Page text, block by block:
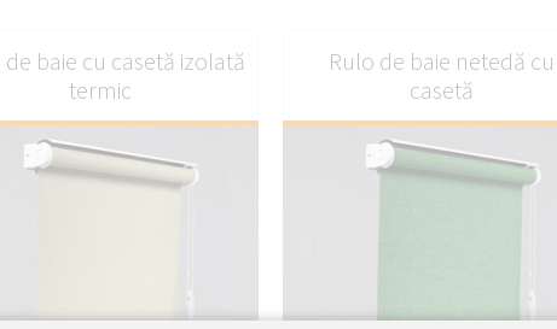
baie cu casetă izolată
termic
Rulo de baie netedă cu
casetă